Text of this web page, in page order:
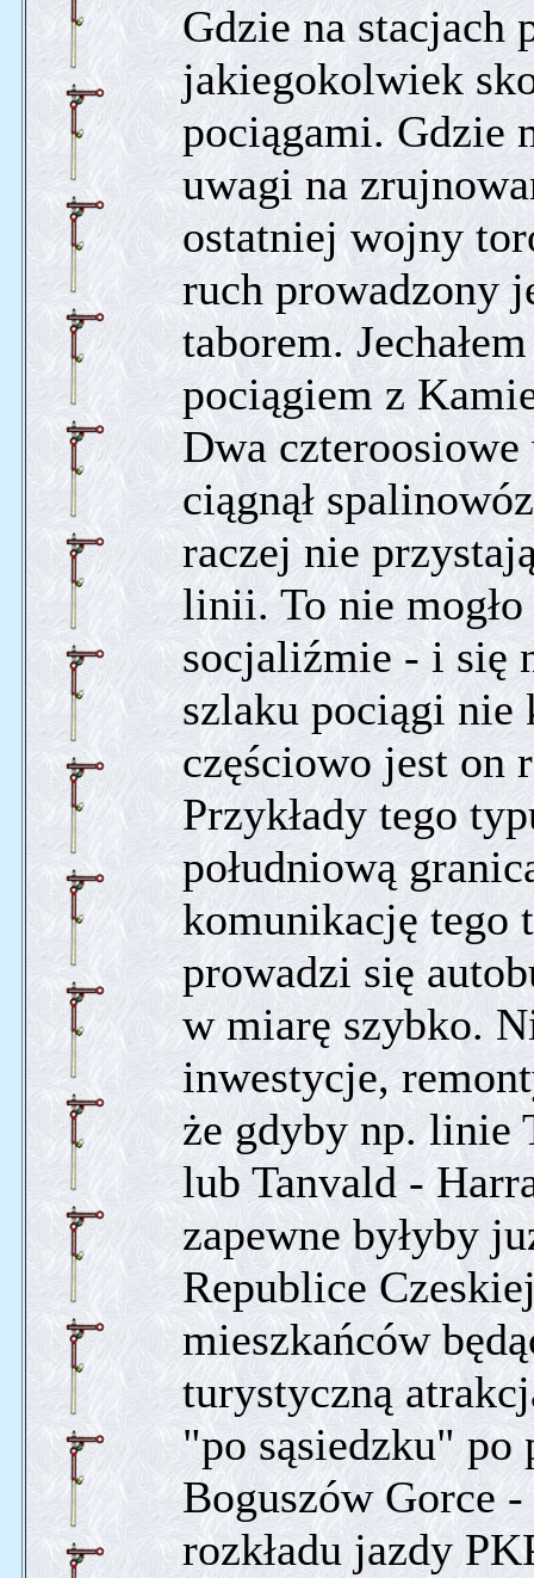
Gdzie na stacjach
jakiegokolwiek
pociągami. Gdzie
uwagi na
ostatniej wojny
ruch prowadzony
taborem.
pociągiem z
Dwa
ciągnął
raczej nie
linii. To nie mogło
socjaliźmie - i się
szlaku pociągi nie
częściowo jest on
Przykłady tego
południową
komunikację tego
prowadzi się
w miarę szybko.
inwestycje,
że gdyby np. linie
lub Tanvald -
zapewne byłyby
Republice
mieszkańców
turystyczną
"po sąsiedzku"
Boguszów Gorce
rozkładu jazdy